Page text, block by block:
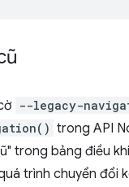
--legacy-
trong API
trong bảng điều
trình chuyển đổi